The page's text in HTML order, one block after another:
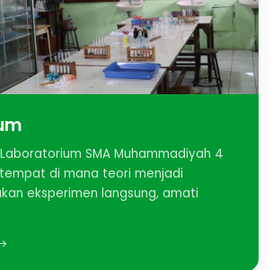
SMA Muhammadiyah 4
di mana teori menjadi
eksperimen langsung, amati